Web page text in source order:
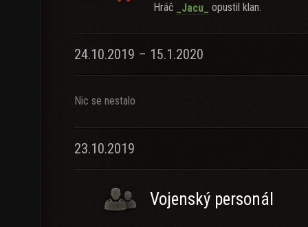
Hráč _Jacu_ opustil klan.
24.10.2019 – 15.1.2020
Nic se nestalo
23.10.2019
Vojenský personál